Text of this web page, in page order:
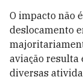
O impacto não
deslocamento
aviação resulta
diversas